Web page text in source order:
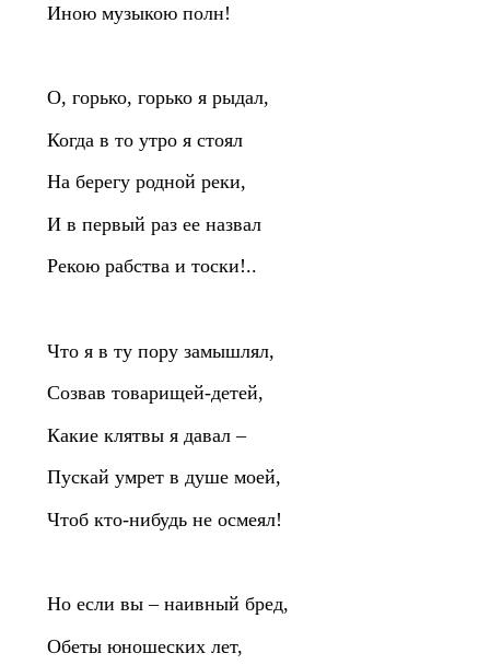
Иною музыкою полн!
О, горько, горько я рыдал,
Когда в то утро я стоял
На берегу родной реки,
И в первый раз ее назвал
Рекою рабства и тоски!..
Что я в ту пору замышлял,
Созвав товарищей‑детей,
Какие клятвы я давал –
Пускай умрет в душе моей,
Чтоб кто‑нибудь не осмеял!
Но если вы – наивный бред,
Обеты юношеских лет,